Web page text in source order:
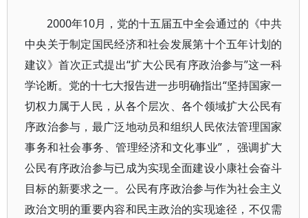
2000年10月，党的十五届五中全会通过的《中共
中央关于制定国民经济和社会发展第十个五年计划的
建议》首次正式提出“扩大公民有序政治参与”这一科
学论断。党的十七大报告进一步明确指出“坚持国家一
切权力属于人民，从各个层次、各个领域扩大公民有
序政治参与，最广泛地动员和组织人民依法管理国家
事务和社会事务、管理经济和文化事业”， 强调扩大
公民有序政治参与已成为实现全面建设小康社会奋斗
目标的新要求之一。公民有序政治参与作为社会主义
政治文明的重要内容和民主政治的实现途径，不仅需